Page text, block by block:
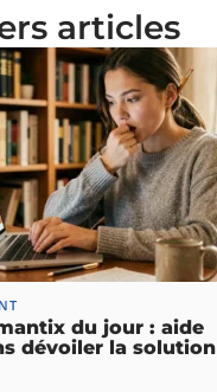
articles
du jour : aide
dévoiler la solution